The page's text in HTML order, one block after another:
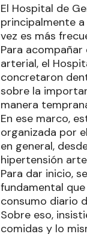
El Hospital de
principalmente
vez es más
Para
arterial, el
concretaron
sobre la
manera
En ese marco,
organizada por
en general,
hipertensión
Para dar inicio,
fundamental
consumo diario
Sobre eso,
comidas y lo